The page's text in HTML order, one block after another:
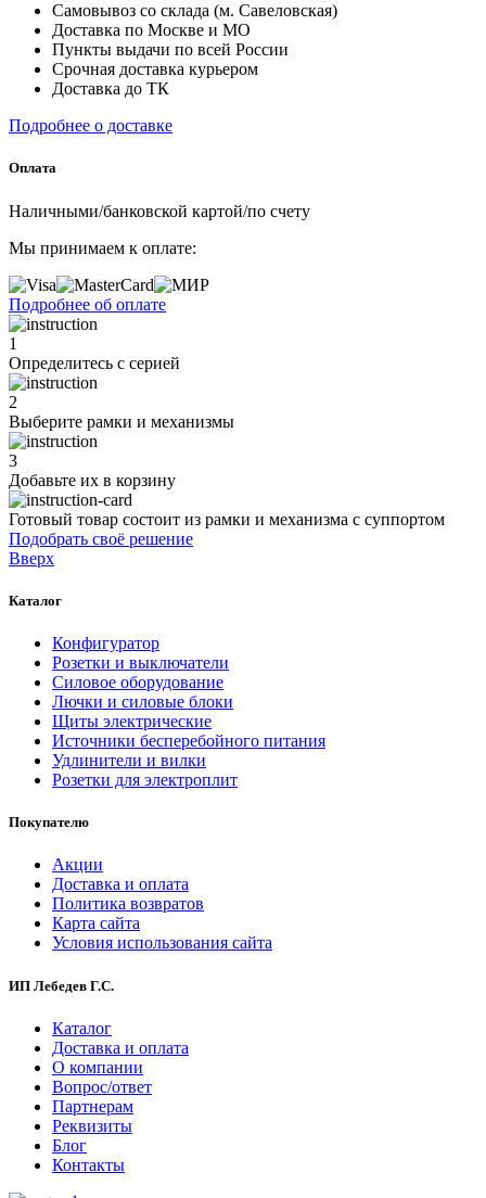
Самовывоз со склада (м. Савеловская)
Доставка по Москве и МО
Пункты выдачи по всей России
Срочная доставка курьером
Доставка до ТК
Подробнее о доставке
Оплата
Наличными/банковской картой/по счету
Мы принимаем к оплате:
Подробнее об оплате
1
Определитесь с серией
2
Выберите рамки и механизмы
3
Добавьте их в корзину
Готовый товар состоит из рамки и механизма с суппортом
Подобрать своё решение
Вверх
Каталог
Конфигуратор
Розетки и выключатели
Силовое оборудование
Лючки и силовые блоки
Щиты электрические
Источники бесперебойного питания
Удлинители и вилки
Розетки для электроплит
Покупателю
Акции
Доставка и оплата
Политика возвратов
Карта сайта
Условия использования сайта
ИП Лебедев Г.С.
Каталог
Доставка и оплата
О компании
Вопрос/ответ
Партнерам
Реквизиты
Блог
Контакты